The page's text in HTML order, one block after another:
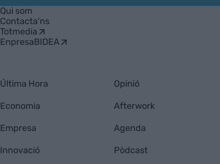
Empresa
Qui som
Contacta'ns
Totmedia
EnpresaBIDEA
Última Hora
Economia
Empresa
Innovació
Opinió
Afterwork
Agenda
Pòdcast